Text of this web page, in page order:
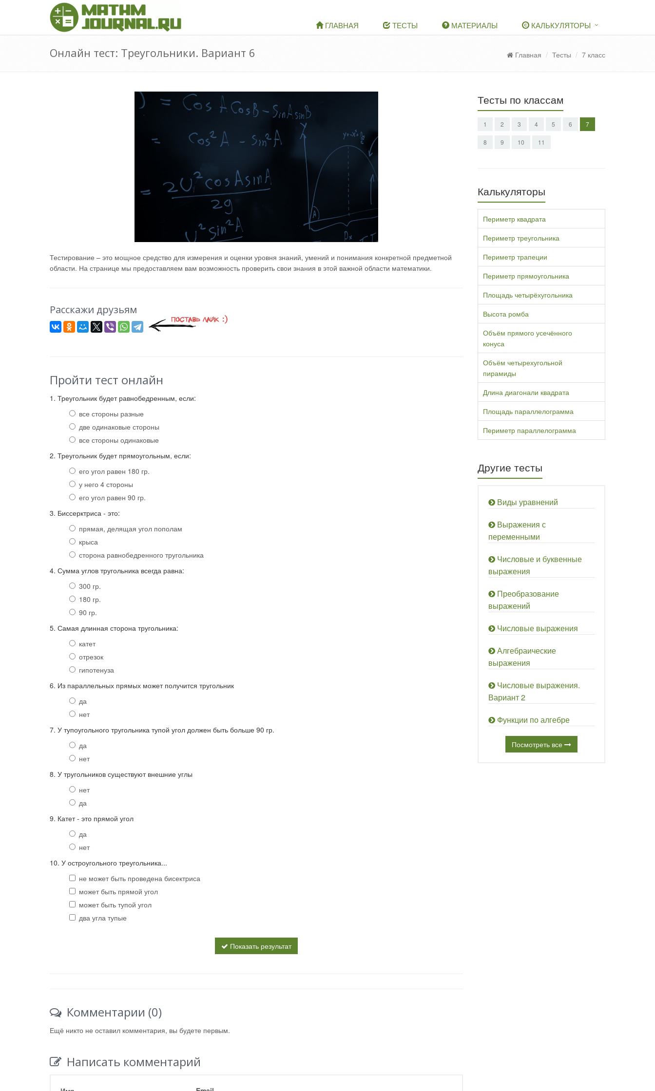
ГЛАВНАЯ ТЕСТЫ МАТЕРИАЛЫ КАЛЬКУЛЯТОРЫ
Онлайн тест: Треугольники. Вариант 6 Главная Тесты 7 класс
Тестирование – это мощное средство для измерения и оценки уровня знаний, умений и понимания конкретной предметной
области. На странице мы предоставляем вам возможность проверить свои знания в этой важной области математики.
Расскажи друзьям
Пройти тест онлайн
1. Треугольник будет равнобедренным, если:
все стороны разные
две одинаковые стороны
все стороны одинаковые
2. Треугольник будет прямоугольным, если:
его угол равен 180 гр.
у него 4 стороны
его угол равен 90 гр.
3. Биссерктриса - это:
прямая, делящая угол пополам
крыса
сторона равнобедренного тругольника
4. Сумма углов тругольника всегда равна:
300 гр.
180 гр.
90 гр.
5. Самая длинная сторона тругольника:
катет
отрезок
гипотенуза
6. Из параллельных прямых может получится тругольник
да
нет
7. У тупоугольного тругольника тупой угол должен быть больше 90 гр.
да
нет
8. У тругольников существуют внешние углы
нет
да
9. Катет - это прямой угол
да
нет
10. У остроугольного треугольника...
не может быть проведена бисектриса
может быть прямой угол
может быть тупой угол
два угла тупые
Показать результат
Комментарии (0)
Ещё никто не оставил комментария, вы будете первым.
Написать комментарий
Тесты по классам
1 2 3 4 5 6 7
8 9 10 11
Калькуляторы
Периметр квадрата
Периметр треугольника
Периметр трапеции
Периметр прямоугольника
Площадь четырёхугольника
Высота ромба
Объём прямого усечённого
конуса
Объём четырехугольной
пирамиды
Длина диагонали квадрата
Площадь параллелограмма
Периметр параллелограмма
Другие тесты
Виды уравнений
Выражения с
переменными
Числовые и буквенные
выражения
Преобразование
выражений
Числовые выражения
Алгебраические
выражения
Числовые выражения.
Вариант 2
Функции по алгебре
Посмотреть все